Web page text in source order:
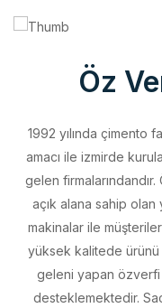
1992 yılında çimento
gelen
açık alana sahip
makinalar ile
yüksek kalitede
geleni yapan özverfi
desteklemektedir.
hergeçen gün